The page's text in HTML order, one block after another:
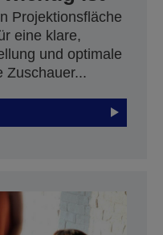
Projektionsfläche
eine klare,
und optimale
Zuschauer...